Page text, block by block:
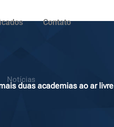
Contato
Notícias
duas academias ao ar livre